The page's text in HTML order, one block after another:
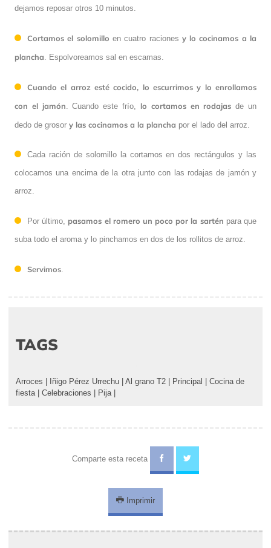
dejamos reposar otros 10 minutos.
Cortamos el solomillo en cuatro raciones y lo cocinamos a la
plancha . Espolvoreamos sal en escamas.
Cuando el arroz esté cocido, lo escurrimos y lo enrollamos
con el jamón . Cuando este frío, lo cortamos en rodajas de un
dedo de grosor y las cocinamos a la plancha por el lado del arroz.
Cada ración de solomillo la cortamos en dos rectángulos y las
colocamos una encima de la otra junto con las rodajas de jamón y
arroz.
Por último, pasamos el romero un poco por la sartén para que
suba todo el aroma y lo pinchamos en dos de los rollitos de arroz.
Servimos
TAGS
Arroces Iñigo Pérez Urrechu Al grano T2 Principal
Cocina de
fiesta
Celebraciones Pija
Comparte esta receta
Imprimir